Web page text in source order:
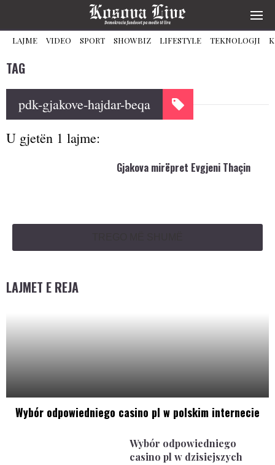
LAJME VIDEO SPORT SHOWBIZ LIFESTYLE TEKNOLOGJI
TAG
pdk-gjakove-hajdar-beqa
U gjetën 1 lajme:
Gjakova mirëpret Evgjeni Thaçin
LAJMET E REJA
Wybór odpowiedniego casino pl w polskim internecie
Wybór odpowiedniego
casino pl w dzisiejszych